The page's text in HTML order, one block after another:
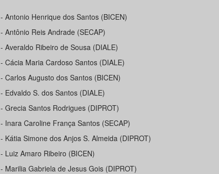
- Antonio Henrique dos Santos (BICEN)
- Antônio Reis Andrade (SECAP)
- Averaldo Ribeiro de Sousa (DIALE)
- Cácia Maria Cardoso Santos (DIALE)
- Carlos Augusto dos Santos (BICEN)
- Edvaldo S. dos Santos (DIALE)
- Grecia Santos Rodrigues (DIPROT)
- Inara Caroline França Santos (SECAP)
- Kátia Simone dos Anjos S. Almeida (DIPROT)
- Luiz Amaro Ribeiro (BICEN)
- Marilia Gabriela de Jesus Gois (DIPROT)